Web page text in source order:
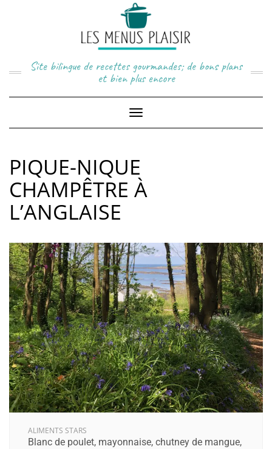
Site bilingue de recettes gourmandes; de bons plans
et bien plus encore
Toggle
Navigation
PIQUE-NIQUE
CHAMPÊTRE À
L’ANGLAISE
ALIMENTS STARS
Blanc de poulet, mayonnaise, chutney de mangue,